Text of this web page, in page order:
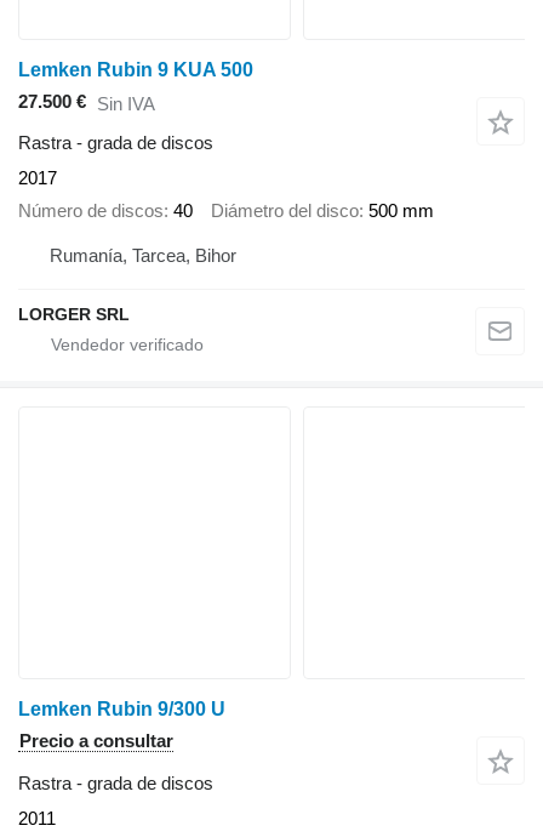
Lemken Rubin 9 KUA 500
27.500 € Sin IVA
Rastra - grada de discos
2017
Número de discos 40 Diámetro del disco 500 mm
Rumanía, Tarcea, Bihor
LORGER SRL
Lemken Rubin 9/300 U
Precio a consultar
Rastra - grada de discos
2011